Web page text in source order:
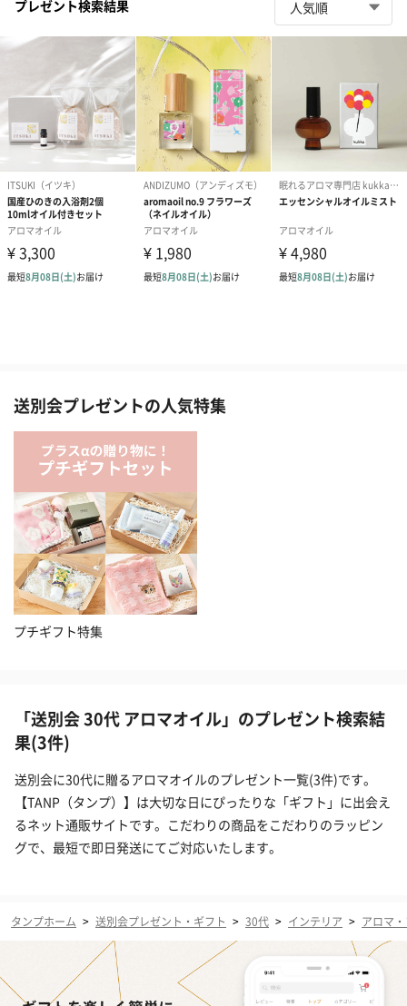
プレゼント検索結果
送別会プレゼントの人気特集
プチギフト特集
「送別会 30代 アロマオイル」のプレゼント検索結
果(3件)
送別会に30代に贈るアロマオイルのプレゼント一覧(3件)です。
【TANP（タンプ）】は大切な日にぴったりな「ギフト」に出会え
るネット通販サイトです。こだわりの商品をこだわりのラッピン
グで、最短で即日発送にてご対応いたします。
タンプホーム > 送別会プレゼント・ギフト > 30代 > インテリア > アロマ